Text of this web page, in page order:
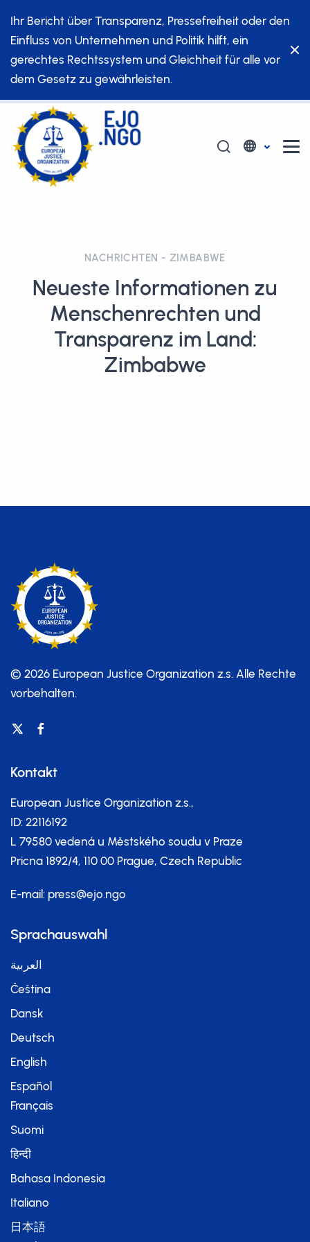
Ihr Bericht über Transparenz, Pressefreiheit oder den
Einfluss von Unternehmen und Politik hilft, ein
gerechtes Rechtssystem und Gleichheit für alle vor
dem Gesetz zu gewährleisten.
NACHRICHTEN - ZIMBABWE
Neueste Informationen zu
Menschenrechten und
Transparenz im Land:
Zimbabwe
© 2026 European Justice Organization z.s. Alle Rechte
vorbehalten.
Kontakt
European Justice Organization z.s.,
ID: 22116192
L 79580 vedená u Městského soudu v Praze
Pricna 1892/4, 110 00 Prague, Czech Republic
E-mail: press@ejo.ngo
Sprachauswahl
العربية
Čeština
Dansk
Deutsch
English
Español
Français
Suomi
हिन्दी
Bahasa Indonesia
Italiano
日本語